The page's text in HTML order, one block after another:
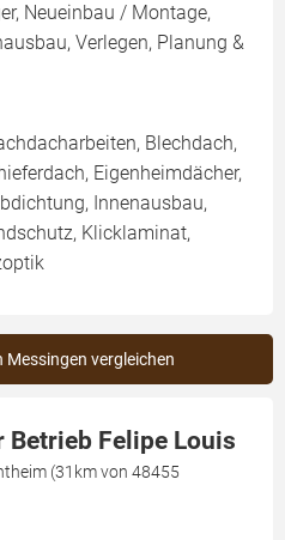
Neueinbau / Montage,
Verlegen, Planung &
Blechdach,
Eigenheimdächer,
Innenausbau,
Klicklaminat,
vergleichen
Betrieb Felipe Louis
(31km von 48455